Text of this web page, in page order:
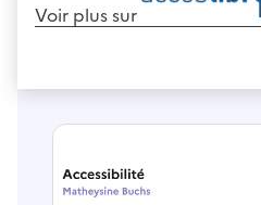
Voir plus sur